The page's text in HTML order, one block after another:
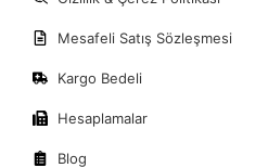
Mesafeli Satış Sözleşmesi
Kargo Bedeli
Hesaplamalar
Blog